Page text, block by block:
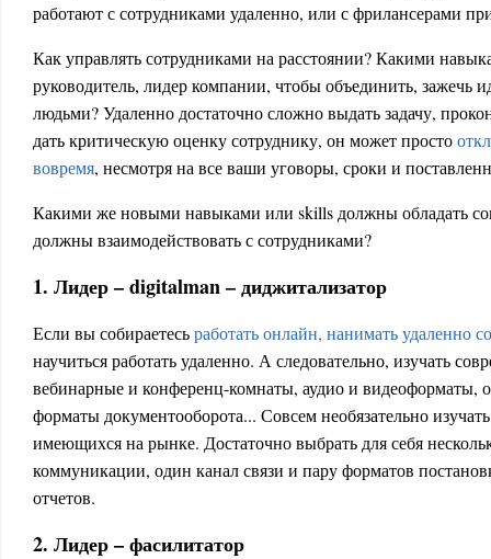
работают с сотрудниками удаленно, или с фрилансерами
Как управлять сотрудниками на расстоянии? Какими
руководитель, лидер компании, чтобы объединить, зажечь
людьми? Удаленно достаточно сложно выдать задачу,
дать критическую оценку сотруднику, он может просто
вовремя, несмотря на все ваши уговоры, сроки и
Какими же новыми навыками или skills должны обладать
должны взаимодействовать с сотрудниками?
1. Лидер – digitalman – диджитализатор
Если вы собираетесьработать онлайн, нанимать удаленно
научиться работать удаленно. А следовательно, изучать
вебинарные и конференц-комнаты, аудио и видеоформаты,
форматы документооборота... Совсем необязательно
имеющихся на рынке. Достаточно выбрать для себя
коммуникации, один канал связи и пару форматов
отчетов.
2. Лидер – фасилитатор